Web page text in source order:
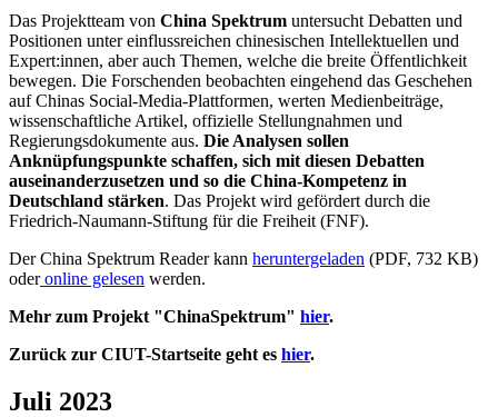
Das Projektteam von China Spektrum untersucht Debatten und
Positionen unter einflussreichen chinesischen Intellektuellen und
Expert:innen, aber auch Themen, welche die breite Öffentlichkeit
bewegen. Die Forschenden beobachten eingehend das Geschehen
auf Chinas Social-Media-Plattformen, werten Medienbeiträge,
wissenschaftliche Artikel, offizielle Stellungnahmen und
Regierungsdokumente aus. Die Analysen sollen
Anknüpfungspunkte schaffen, sich mit diesen Debatten
auseinanderzusetzen und so die China-Kompetenz in
Deutschland stärken. Das Projekt wird gefördert durch die
Friedrich-Naumann-Stiftung für die Freiheit (FNF).
Der China Spektrum Reader kann heruntergeladen (PDF, 732 KB)
oderonline gelesen werden.
Mehr zum Projekt "ChinaSpektrum" hier.
Zurück zur CIUT-Startseite geht es hier.
Juli 2023